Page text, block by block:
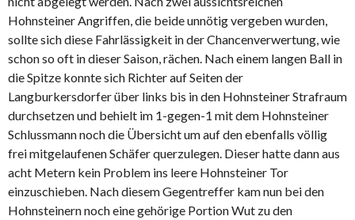
Hohnsteiner Angriffen, die beide unnötig vergeben wurden,
sollte sich diese Fahrlässigkeit in der Chancenverwertung, wie
schon so oft in dieser Saison, rächen. Nach einem langen Ball in
die Spitze konnte sich Richter auf Seiten der
Langburkersdorfer über links bis in den Hohnsteiner Strafraum
durchsetzen und behielt im 1-gegen-1 mit dem Hohnsteiner
Schlussmann noch die Übersicht um auf den ebenfalls völlig
frei mitgelaufenen Schäfer querzulegen. Dieser hatte dann aus
acht Metern kein Problem ins leere Hohnsteiner Tor
einzuschieben. Nach diesem Gegentreffer kam nun bei den
Hohnsteinern noch eine gehörige Portion Wut zu den